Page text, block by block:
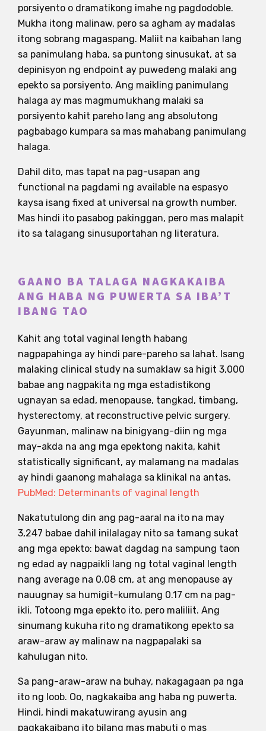
porsiyento o dramatikong imahe ng pagdodoble.
Mukha itong malinaw, pero sa agham ay madalas
itong sobrang magaspang. Maliit na kaibahan lang
sa panimulang haba, sa puntong sinusukat, at sa
depinisyon ng endpoint ay puwedeng malaki ang
epekto sa porsiyento. Ang maikling panimulang
halaga ay mas magmumukhang malaki sa
porsiyento kahit pareho lang ang absolutong
pagbabago kumpara sa mas mahabang panimulang
halaga.
Dahil dito, mas tapat na pag-usapan ang
functional na pagdami ng available na espasyo
kaysa isang fixed at universal na growth number.
Mas hindi ito pasabog pakinggan, pero mas malapit
ito sa talagang sinusuportahan ng literatura.
GAANO BA TALAGA NAGKAKAIBA
ANG HABA NG PUWERTA SA IBA’T
IBANG TAO
Kahit ang total vaginal length habang
nagpapahinga ay hindi pare-pareho sa lahat. Isang
malaking clinical study na sumaklaw sa higit 3,000
babae ang nagpakita ng mga estadistikong
ugnayan sa edad, menopause, tangkad, timbang,
hysterectomy, at reconstructive pelvic surgery.
Gayunman, malinaw na binigyang-diin ng mga
may-akda na ang mga epektong nakita, kahit
statistically significant, ay malamang na madalas
ay hindi gaanong mahalaga sa klinikal na antas.
PubMed: Determinants of vaginal length
Nakatutulong din ang pag-aaral na ito na may
3,247 babae dahil inilalagay nito sa tamang sukat
ang mga epekto: bawat dagdag na sampung taon
ng edad ay nagpaikli lang ng total vaginal length
nang average na 0.08 cm, at ang menopause ay
nauugnay sa humigit-kumulang 0.17 cm na pag-
ikli. Totoong mga epekto ito, pero maliliit. Ang
sinumang kukuha rito ng dramatikong epekto sa
araw-araw ay malinaw na nagpapalaki sa
kahulugan nito.
Sa pang-araw-araw na buhay, nakagagaan pa nga
ito ng loob. Oo, nagkakaiba ang haba ng puwerta.
Hindi, hindi makatuwirang ayusin ang
pagkakaibang ito bilang mas mabuti o mas